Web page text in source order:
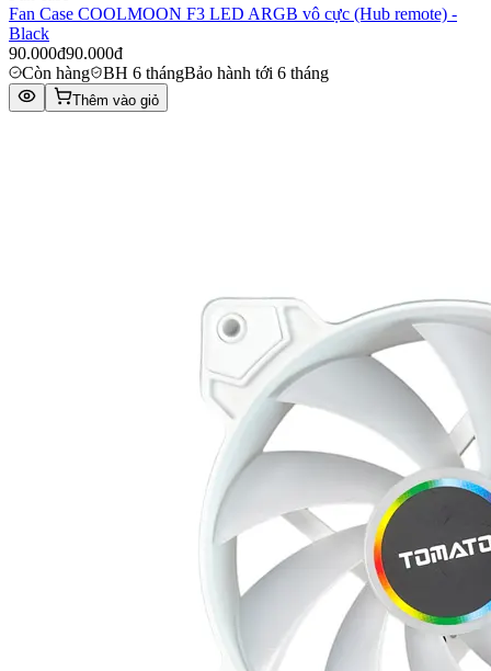
Fan Case COOLMOON F3 LED ARGB vô cực (Hub remote) -
Black
90.000đ90.000đ
Còn hàng
BH 6 thángBảo hành tới 6 tháng
Thêm vào giỏ